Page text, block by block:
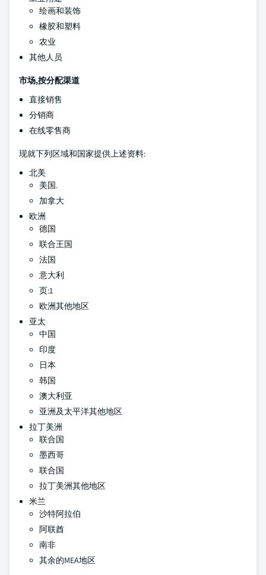
绘画和装饰
橡胶和塑料
农业
其他人员
市场,按分配渠道
直接销售
分销商
在线零售商
现就下列区域和国家提供上述资料:
北美
美国.
加拿大
欧洲
德国
联合王国
法国
意大利
页:1
欧洲其他地区
亚太
中国
印度
日本
韩国
澳大利亚
亚洲及太平洋其他地区
拉丁美洲
联合国
墨西哥
联合国
拉丁美洲其他地区
米兰
沙特阿拉伯
阿联酋
南非
其余的MEA地区